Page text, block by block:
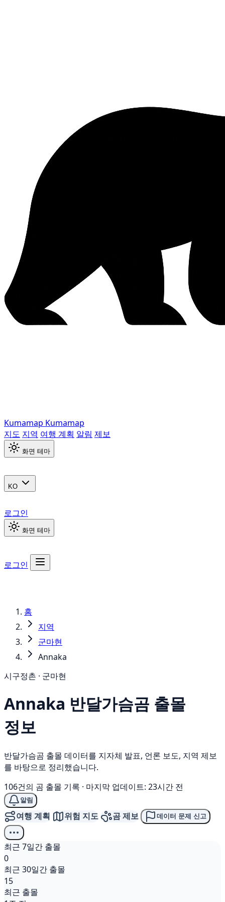
Kumamap Kumamap
지도 지역 여행 계획 알림 제보
화면 테마
KO
로그인
화면 테마
로그인
홈
지역
군마현
Annaka
시구정촌 · 군마현
Annaka 반달가슴곰 출몰
정보
반달가슴곰 출몰 데이터를 지자체 발표, 언론 보도, 지역 제보
를 바탕으로 정리했습니다.
106건의 곰 출몰 기록 · 마지막 업데이트: 23시간 전
알림
여행 계획 위험 지도 곰 제보 데이터 문제 신고
최근 7일간 출몰
0
최근 30일간 출몰
15
최근 출몰